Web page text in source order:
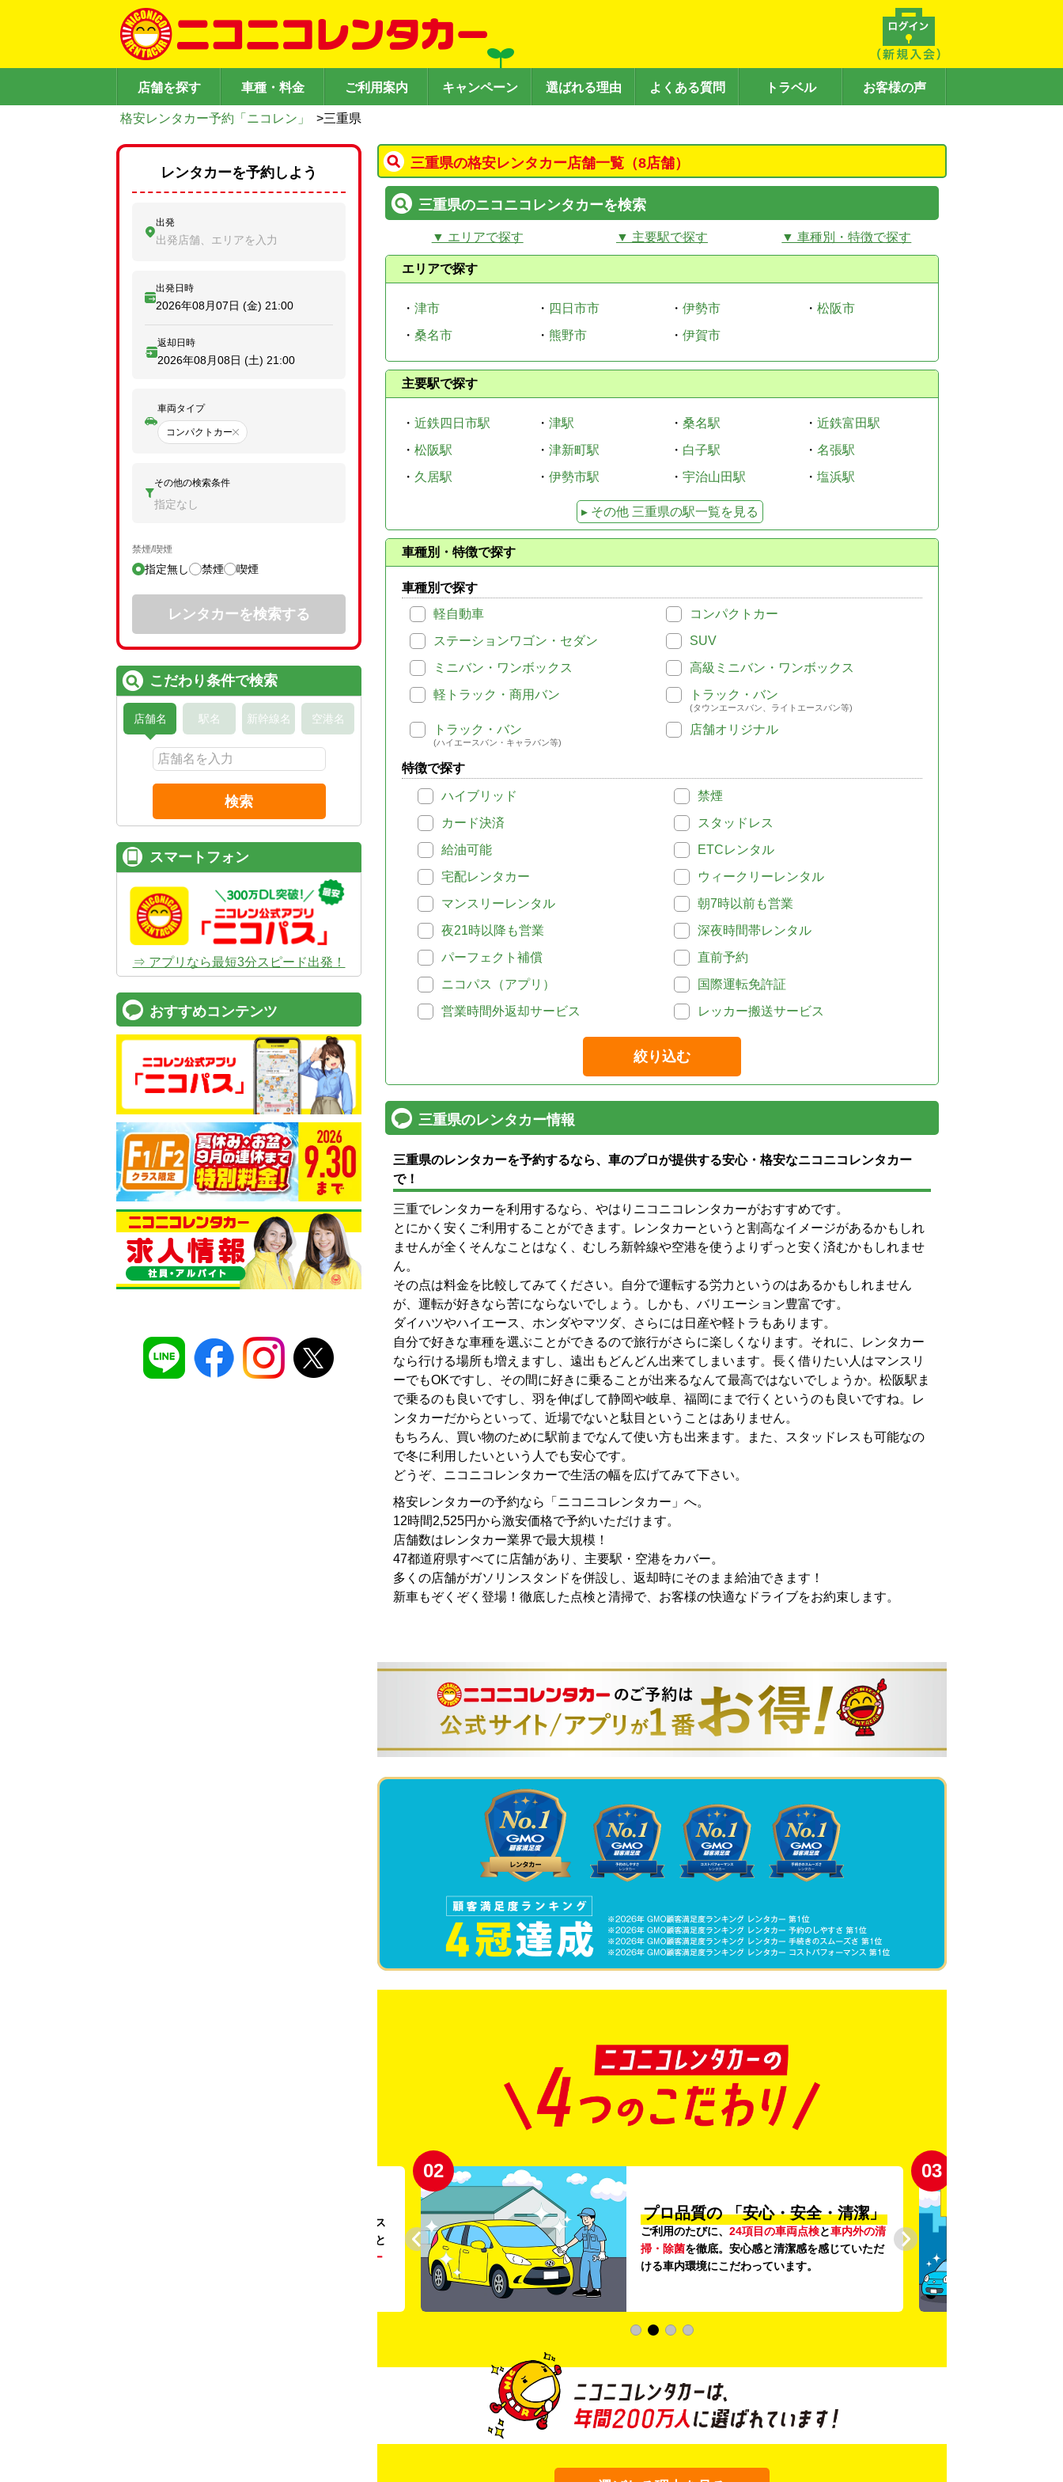
店舗を探す 車種・料金 ご利用案内 キャンペーン 選ばれる理由 よくある質問 トラベル お客様の声
格安レンタカー予約「ニコレン」 >三重県
三重県の格安レンタカー店舗一覧（8店舗）
三重県のニコニコレンタカーを検索
▼ エリアで探す ▼ 主要駅で探す ▼ 車種別・特徴で探す
エリアで探す
・ 津市 ・ 四日市市 ・ 伊勢市 ・ 松阪市
・ 桑名市 ・ 熊野市 ・ 伊賀市
主要駅で探す
・ 近鉄四日市駅 ・ 津駅 ・ 桑名駅 ・ 近鉄富田駅
・ 松阪駅 ・ 津新町駅 ・ 白子駅 ・ 名張駅
・ 久居駅 ・ 伊勢市駅 ・ 宇治山田駅 ・ 塩浜駅
▸ その他 三重県の駅一覧を見る
車種別・特徴で探す
車種別で探す
軽自動車
コンパクトカー
ステーションワゴン・セダン
SUV
ミニバン・ワンボックス
高級ミニバン・ワンボックス
軽トラック・商用バン
トラック・バン
(タウンエースバン、ライトエースバン等)
トラック・バン
(ハイエースバン・キャラバン等)
店舗オリジナル
特徴で探す
ハイブリッド
禁煙
カード決済
スタッドレス
給油可能
ETCレンタル
宅配レンタカー
ウィークリーレンタル
マンスリーレンタル
朝7時以前も営業
夜21時以降も営業
深夜時間帯レンタル
パーフェクト補償
直前予約
ニコパス（アプリ）
国際運転免許証
営業時間外返却サービス
レッカー搬送サービス
絞り込む
三重県のレンタカー情報
三重県のレンタカーを予約するなら、車のプロが提供する安心・格安なニコニコレンタカー
で！
三重でレンタカーを利用するなら、やはりニコニコレンタカーがおすすめです。
とにかく安くご利用することができます。レンタカーというと割高なイメージがあるかもしれ
ませんが全くそんなことはなく、むしろ新幹線や空港を使うよりずっと安く済むかもしれませ
ん。
その点は料金を比較してみてください。自分で運転する労力というのはあるかもしれません
が、運転が好きなら苦にならないでしょう。しかも、バリエーション豊富です。
ダイハツやハイエース、ホンダやマツダ、さらには日産や軽トラもあります。
自分で好きな車種を選ぶことができるので旅行がさらに楽しくなります。それに、レンタカー
なら行ける場所も増えますし、遠出もどんどん出来てしまいます。長く借りたい人はマンスリ
ーでもOKですし、その間に好きに乗ることが出来るなんて最高ではないでしょうか。松阪駅ま
で乗るのも良いですし、羽を伸ばして静岡や岐阜、福岡にまで行くというのも良いですね。レ
ンタカーだからといって、近場でないと駄目ということはありません。
もちろん、買い物のために駅前までなんて使い方も出来ます。また、スタッドレスも可能なの
で冬に利用したいという人でも安心です。
どうぞ、ニコニコレンタカーで生活の幅を広げてみて下さい。
格安レンタカーの予約なら「ニコニコレンタカー」へ。
12時間2,525円から激安価格で予約いただけます。
店舗数はレンタカー業界で最大規模！
47都道府県すべてに店舗があり、主要駅・空港をカバー。
多くの店舗がガソリンスタンドを併設し、返却時にそのまま給油できます！
新車もぞくぞく登場！徹底した点検と清掃で、お客様の快適なドライブをお約束します。
。ガソリンス
タンドや整備工場の既存インフラを活用すること
リー
02
プロ品質の 「安心・安全・清潔」
ご利用のたびに、 24項目の車両点検と車内外の清
掃・除菌を徹底。安心感と清潔感を感じていただ
ける車内環境にこだわっています。
03
レンタカーを予約しよう
出発
出発店舗、エリアを入力
出発日時
2026年08月07日 (金) 21:00
返却日時
2026年08月08日 (土) 21:00
車両タイプ
コンパクトカー
その他の検索条件
指定なし
禁煙/喫煙
指定無し 禁煙 喫煙
レンタカーを検索する
こだわり条件で検索
店舗名 駅名 新幹線名 空港名
検索
スマートフォン
⇒ アプリなら最短3分スピード出発！
おすすめコンテンツ